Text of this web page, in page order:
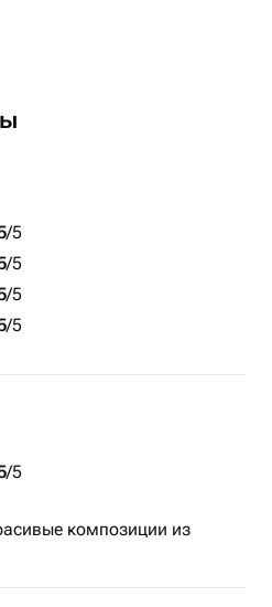
/5
/5
/5
/5
/5
композиции из